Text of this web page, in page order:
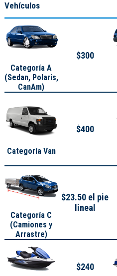
Vehículos
Categoría A
(Sedan, Polaris,
CanAm)
$300
Categoría Van
$400
Categoría C
(Camiones y
Arrastre)
$23.50 el pie
lineal
$240